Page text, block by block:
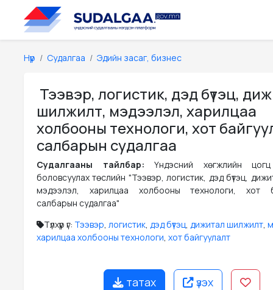
Нүүр Судалгаа Эдийн засаг, бизнес
Тээвэр, логистик, дэд бүтэц,
шилжилт, мэдээлэл, харилцаа
холбооны технологи, хот
салбарын судалгаа
Судалгааны тайлбар:Үндэсний хөгжлийн цогц
боловсуулах төслийн "Тээвэр, логистик, дэд бүтэц,
мэдээлэл, харилцаа холбооны технологи, хот
салбарын судалгаа"
Түлхүүр үг: Тээвэр, логистик, дэд бүтэц, дижитал шилжилт,
харилцаа холбооны технологи, хот байгуулалт
татах үзэх